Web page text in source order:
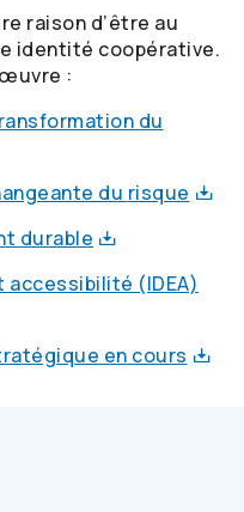
raison d’être au
identité coopérative.
:
du
du risque
durable
(IDEA)
en cours